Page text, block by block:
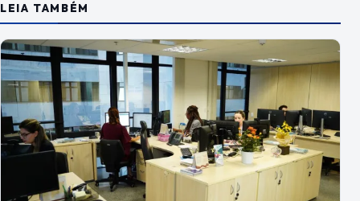
LEIA TAMBÉM